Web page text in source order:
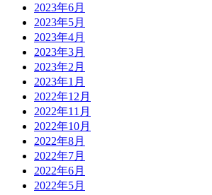
2023年6月
2023年5月
2023年4月
2023年3月
2023年2月
2023年1月
2022年12月
2022年11月
2022年10月
2022年8月
2022年7月
2022年6月
2022年5月